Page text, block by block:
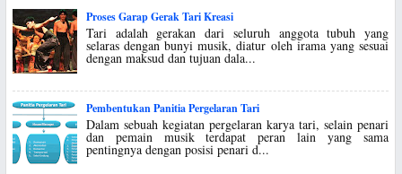
Proses Garap Gerak Tari Kreasi
Tari adalah gerakan dari seluruh anggota tubuh yang
selaras dengan bunyi musik, diatur oleh irama yang sesuai
dengan maksud dan tujuan dala...
Pembentukan Panitia Pergelaran Tari
Dalam sebuah kegiatan pergelaran karya tari, selain penari
dan pemain musik terdapat peran lain yang sama
pentingnya dengan posisi penari d...